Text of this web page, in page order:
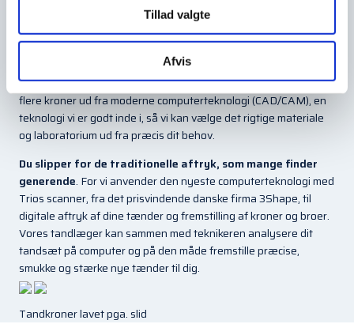
Tillad valgte
Afvis
En krone er en laboratoriefremstillet skal, som omslutter tanden.
En krone gør tanden stærkere og som regel også flottere, da
man kan lave kroner, som er meget naturtro. I dag laves flere og
flere kroner ud fra moderne computerteknologi (CAD/CAM), en
teknologi vi er godt inde i, så vi kan vælge det rigtige materiale
og laboratorium ud fra præcis dit behov.
Du slipper for de traditionelle aftryk, som mange finder
generende. For vi anvender den nyeste computerteknologi med
Trios scanner, fra det prisvindende danske firma 3Shape, til
digitale aftryk af dine tænder og fremstilling af kroner og broer.
Vores tandlæger kan sammen med teknikeren analysere dit
tandsæt på computer og på den måde fremstille præcise,
smukke og stærke nye tænder til dig.
Tandkroner lavet pga. slid